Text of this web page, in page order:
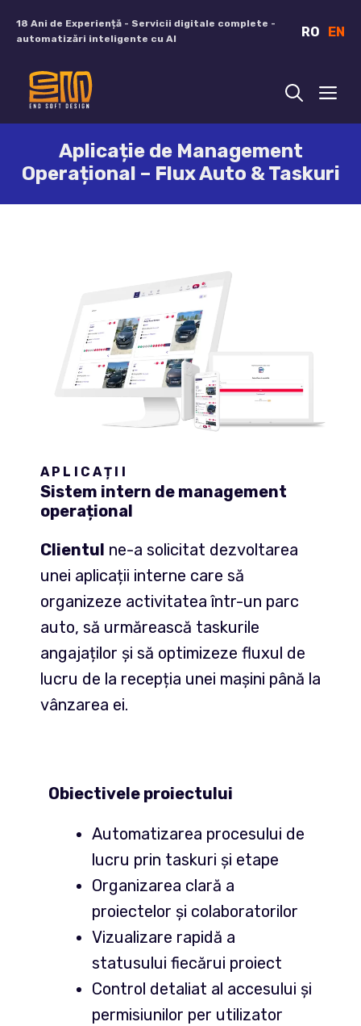
18 Ani de Experiență - Servicii digitale complete -
automatizări inteligente cu AI
RO EN
Aplicație de Management
Operațional – Flux Auto & Taskuri
APLICAȚII
Sistem intern de management
operațional
Clientul ne-a solicitat dezvoltarea
unei aplicații interne care să
organizeze activitatea într-un parc
auto, să urmărească taskurile
angajaților și să optimizeze fluxul de
lucru de la recepția unei mașini până la
vânzarea ei.
Obiectivele proiectului
Automatizarea procesului de
lucru prin taskuri și etape
Organizarea clară a
proiectelor și colaboratorilor
Vizualizare rapidă a
statusului fiecărui proiect
Control detaliat al accesului și
permisiunilor per utilizator